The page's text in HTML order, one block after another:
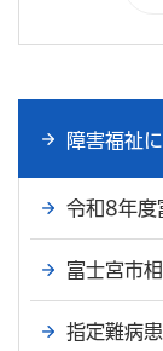
障害福祉
令和8年度
富士宮市
指定難病